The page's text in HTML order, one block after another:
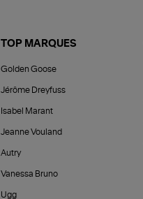
TOP MARQUES
Golden Goose
Jérôme Dreyfuss
Isabel Marant
Jeanne Vouland
Autry
Vanessa Bruno
Ugg